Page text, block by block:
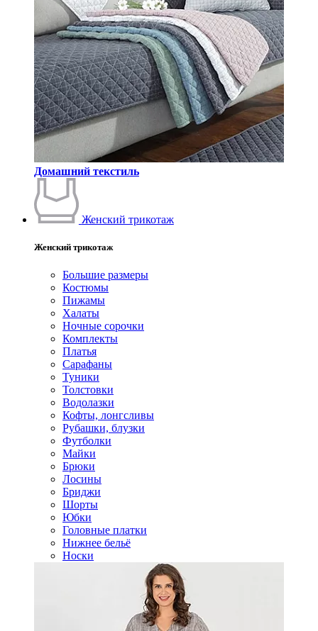
Домашний текстиль
Женский трикотаж
Женский трикотаж
Большие размеры
Костюмы
Пижамы
Халаты
Ночные сорочки
Комплекты
Платья
Сарафаны
Туники
Толстовки
Водолазки
Кофты, лонгсливы
Рубашки, блузки
Футболки
Майки
Брюки
Лосины
Бриджи
Шорты
Юбки
Головные платки
Нижнее бельё
Носки